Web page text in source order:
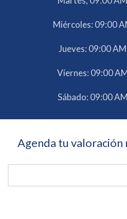
Miércoles: 09:00
Jueves: 09:00
Viernes: 09:00
Sábado: 09:00
Agenda tu valoración